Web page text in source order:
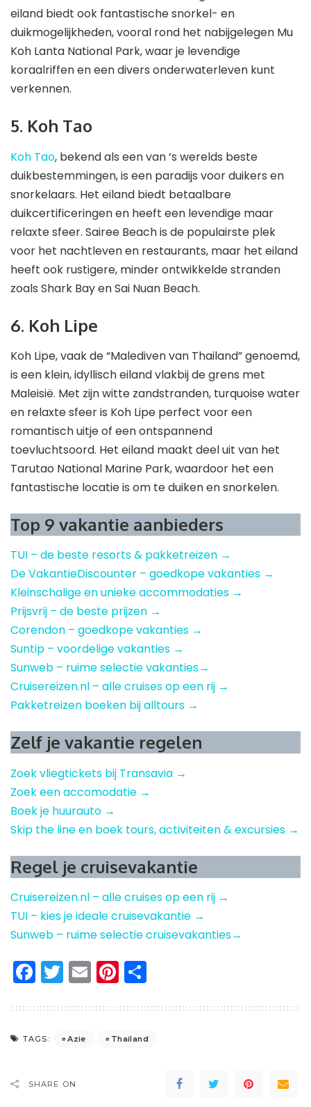
eiland biedt ook fantastische snorkel- en
duikmogelijkheden, vooral rond het nabijgelegen Mu
Koh Lanta National Park, waar je levendige
koraalriffen en een divers onderwaterleven kunt
verkennen.
5. Koh Tao
Koh Tao, bekend als een van ’s werelds beste
duikbestemmingen, is een paradijs voor duikers en
snorkelaars. Het eiland biedt betaalbare
duikcertificeringen en heeft een levendige maar
relaxte sfeer. Sairee Beach is de populairste plek
voor het nachtleven en restaurants, maar het eiland
heeft ook rustigere, minder ontwikkelde stranden
zoals Shark Bay en Sai Nuan Beach.
6. Koh Lipe
Koh Lipe, vaak de “Malediven van Thailand” genoemd,
is een klein, idyllisch eiland vlakbij de grens met
Maleisië. Met zijn witte zandstranden, turquoise water
en relaxte sfeer is Koh Lipe perfect voor een
romantisch uitje of een ontspannend
toevluchtsoord. Het eiland maakt deel uit van het
Tarutao National Marine Park, waardoor het een
fantastische locatie is om te duiken en snorkelen.
Top 9 vakantie aanbieders
TUI – de beste resorts & pakketreizen →
De VakantieDiscounter – goedkope vakanties →
Kleinschalige en unieke accommodaties →
Prijsvrij – de beste prijzen →
Corendon – goedkope vakanties →
Suntip – voordelige vakanties →
Sunweb – ruime selectie vakanties→
Cruisereizen.nl – alle cruises op een rij →
Pakketreizen boeken bij alltours →
Zelf je vakantie regelen
Zoek vliegtickets bij Transavia →
Zoek een accomodatie →
Boek je huurauto →
Skip the line en boek tours, activiteiten & excursies →
Regel je cruisevakantie
Cruisereizen.nl – alle cruises op een rij →
TUI – kies je ideale cruisevakantie →
Sunweb – ruime selectie cruisevakanties→
Facebook
Twitter
EmailPinterest
TAGS: Azie Thailand
SHARE ON